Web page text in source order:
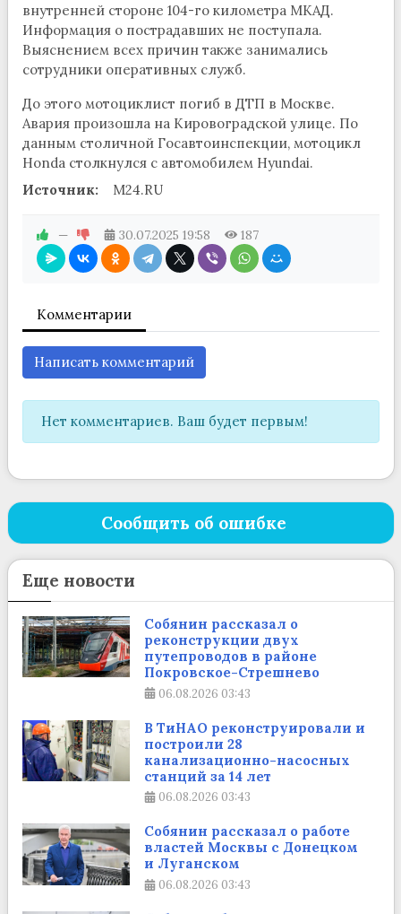
внутренней стороне 104-го километра МКАД.
Информация о пострадавших не поступала.
Выяснением всех причин также занимались
сотрудники оперативных служб.
До этого мотоциклист погиб в ДТП в Москве.
Авария произошла на Кировоградской улице. По
данным столичной Госавтоинспекции, мотоцикл
Honda столкнулся с автомобилем Hyundai.
Источник:
M24.RU
— 30.07.2025 19:58 187
Комментарии
Написать комментарий
Нет комментариев. Ваш будет первым!
Сообщить об ошибке
Еще новости
Собянин рассказал о
реконструкции двух
путепроводов в районе
Покровское-Стрешнево
06.08.2026 03:43
В ТиНАО реконструировали и
построили 28
канализационно-насосных
станций за 14 лет
06.08.2026 03:43
Собянин рассказал о работе
властей Москвы с Донецком
и Луганском
06.08.2026 03:43